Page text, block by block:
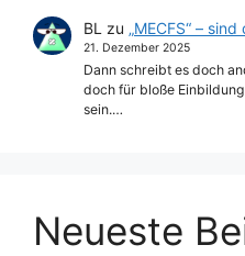
BL zu „MECFS“ –
21. Dezember 2025
Dann schreibt es doch
doch für bloße
sein.…
Neueste